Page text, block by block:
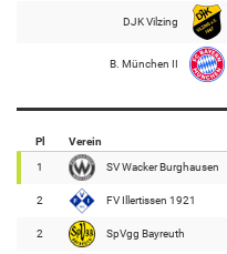
DJK Vilzing
B. München II
Pl Verein
1 SV Wacker Burghausen
2 FV Illertissen 1921
2 SpVgg Bayreuth